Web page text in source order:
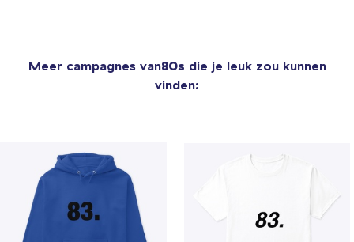
Meer campagnes van80s die je leuk zou kunnen
vinden: